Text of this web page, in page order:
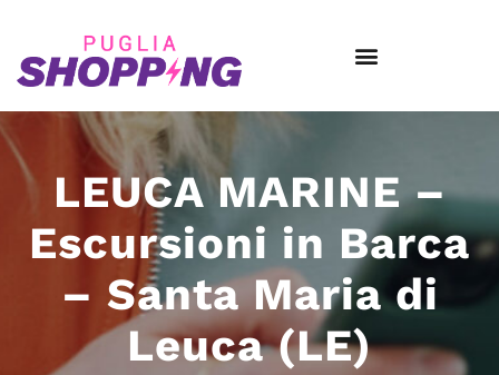
LEUCA MARINE –
Escursioni in Barca
– Santa Maria di
Leuca (LE)